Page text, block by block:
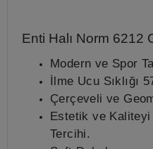
Enti Halı Norm 6212
Modern ve Spor
İlme Ucu Sıklığı
Çerçeveli ve
Estetik ve
Tercihi.